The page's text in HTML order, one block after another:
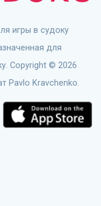
для
Copyright © 2026
Pavlo Kravchenko.